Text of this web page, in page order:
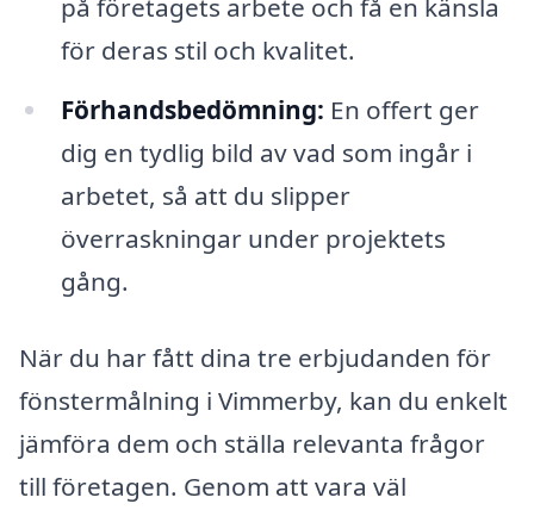
på företagets arbete och få en känsla
för deras stil och kvalitet.
Förhandsbedömning: En offert ger
dig en tydlig bild av vad som ingår i
arbetet, så att du slipper
överraskningar under projektets
gång.
När du har fått dina tre erbjudanden för
fönstermålning i Vimmerby, kan du enkelt
jämföra dem och ställa relevanta frågor
till företagen. Genom att vara väl